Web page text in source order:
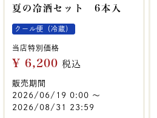
夏の冷酒セット 6本入
クール便（冷蔵）
当店特別価格
¥ 6,200 税込
販売期間
2026/06/19 0:00 〜
2026/08/31 23:59